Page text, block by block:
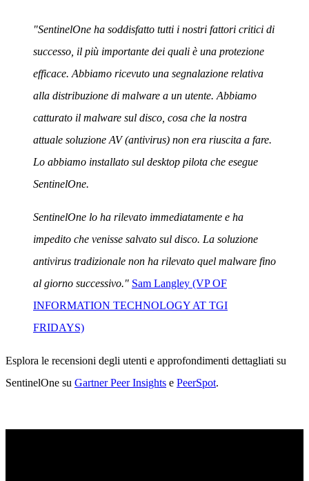
"SentinelOne ha soddisfatto tutti i nostri fattori critici di
successo, il più importante dei quali è una protezione
efficace. Abbiamo ricevuto una segnalazione relativa
alla distribuzione di malware a un utente. Abbiamo
catturato il malware sul disco, cosa che la nostra
attuale soluzione AV (antivirus) non era riuscita a fare.
Lo abbiamo installato sul desktop pilota che esegue
SentinelOne.
SentinelOne lo ha rilevato immediatamente e ha
impedito che venisse salvato sul disco. La soluzione
antivirus tradizionale non ha rilevato quel malware fino
al giorno successivo." Sam Langley (VP OF
INFORMATION TECHNOLOGY AT TGI
FRIDAYS)
Esplora le recensioni degli utenti e approfondimenti dettagliati su
SentinelOne su Gartner Peer Insights e PeerSpot.